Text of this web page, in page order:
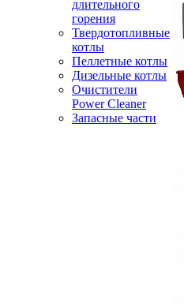
длительного
горения
Твердотопливные
котлы
Пеллетные котлы
Дизельные котлы
Очистители
Power Cleaner
Запасные части